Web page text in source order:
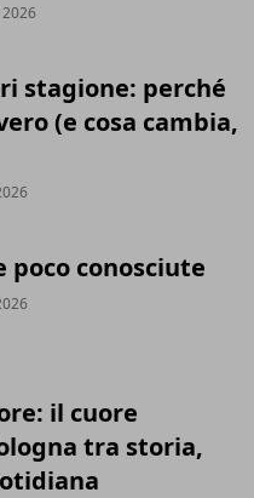
stagione: perché
(e cosa cambia,
poco conosciute
il cuore
tra storia,